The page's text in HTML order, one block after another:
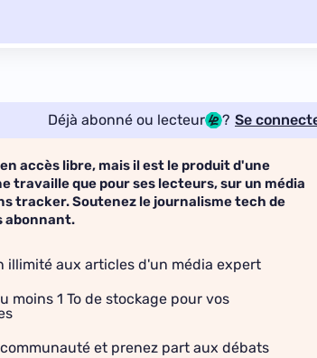
Déjà abonné ou lecteur ? Se
accès libre, mais il est le produit d'une
travaille que pour ses lecteurs, sur un média
tracker. Soutenez le journalisme tech de
abonnant.
illimité aux articles d'un média expert
moins 1 To de stockage pour vos
et prenez part aux débats